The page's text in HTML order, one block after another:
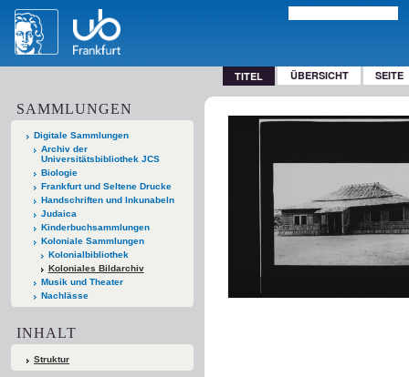
TITEL ÜBERSICHT SEITE
SAMMLUNGEN
Digitale Sammlungen
Archiv der
Universitätsbibliothek JCS
Biologie
Frankfurt und Seltene Drucke
Handschriften und Inkunabeln
Judaica
Kinderbuchsammlungen
Koloniale Sammlungen
Kolonialbibliothek
Koloniales Bildarchiv
Musik und Theater
Nachlässe
INHALT
Struktur